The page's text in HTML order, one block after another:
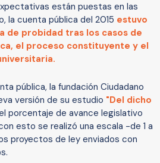
están puestas en las
la cuenta pública del 2015 estuvo
de probidad tras los casos de
el proceso constituyente y el
pública, la fundación Ciudadano
versión de su estudio "Del dicho
porcentaje de avance legislativo
esto se realizó una escala -de 1 a
proyectos de ley enviados con